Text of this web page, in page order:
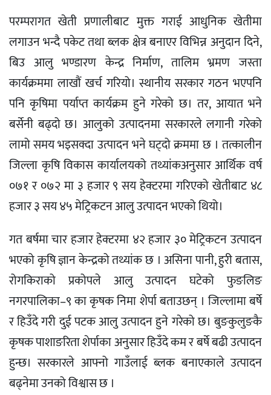
परम्परागत खेती प्रणालीबाट मुक्त गराई आधुनिक खेतीमा
लगाउन भन्दै पकेट तथा ब्लक क्षेत्र बनाएर विभिन्न अनुदान दिने,
बिउ आलु भण्डारण केन्द्र निर्माण, तालिम भ्रमण जस्ता
कार्यक्रममा लाखौं खर्च गरियो। स्थानीय सरकार गठन भएपनि
पनि कृषिमा पर्याप्त कार्यक्रम हुने गरेको छ। तर, आयात भने
बर्सेनी बढ्दो छ। आलुको उत्पादनमा सरकारले लगानी गरेको
लामो समय भइसक्दा उत्पादन भने घट्दो क्रममा छ । तत्कालीन
जिल्ला कृषि विकास कार्यालयको तथ्यांकअनुसार आर्थिक वर्ष
०७१ र ०७२ मा ३ हजार ९ सय हेक्टरमा गरिएको खेतीबाट ४८
हजार ३ सय ४५ मेट्रिकटन आलु उत्पादन भएको थियो।
गत बर्षमा चार हजार हेक्टरमा ४२ हजार ३० मेट्रिकटन उत्पादन
भएको कृषि ज्ञान केन्द्रको तथ्यांक छ । असिना पानी, हुरी बतास,
रोगकिराको प्रकोपले आलु उत्पादन घटेको फुङलिङ
नगरपालिका–९ का कृषक निमा शेर्पा बताउछन् । जिल्लामा बर्षे
र हिउँदे गरी दुई पटक आलु उत्पादन हुने गरेको छ। बुङकुलुङकै
कृषक पाशाङरिता शेर्पाका अनुसार हिउँदे कम र बर्षे बढी उत्पादन
हुन्छ। सरकारले आफ्नो गाउँलाई ब्लक बनाएकाले उत्पादन
बढ्नेमा उनको विश्वास छ ।